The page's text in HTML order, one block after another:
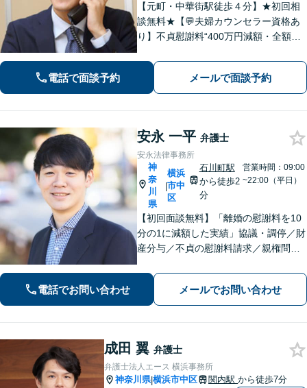
【元町・中華街駅徒歩４分】★初回相
談無料★【💬夫婦カウンセラー資格あ
り】不貞慰謝料“400万円減額・全額免
ルも◎【スムーズな対応】お話をじっ
くりお聞きします【LINE・メール24時
間受付中】
電話で面談予約 メールで面談予約
安永 一平 弁護士
安永法律事務所
神
奈
川
県
|
横浜
市中
区
石川町駅
から徒歩2
分
営業時間：09:00
~22:00（平日）
【初回面談無料】「離婚の慰謝料を10
分の1に減額した実績」協議・調停／財
産分与／不貞の慰謝料請求／親権問題
ーの顧問経験豊富」土地・建物の明渡
しや賃料回収など幅広くサポート【夜
間・休日面談可】【電話相談対応】
電話でお問い合わせ メールでお問い合わせ
成田 翼 弁護士
弁護士法人エース 横浜事務所
神奈川県|横浜市中区 関内駅 から徒歩7分